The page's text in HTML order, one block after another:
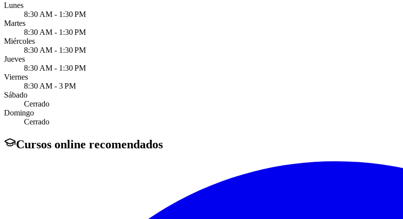
Lunes
8:30 AM - 1:30 PM
Martes
8:30 AM - 1:30 PM
Miércoles
8:30 AM - 1:30 PM
Jueves
8:30 AM - 1:30 PM
Viernes
8:30 AM - 3 PM
Sábado
Cerrado
Domingo
Cerrado
Cursos online recomendados